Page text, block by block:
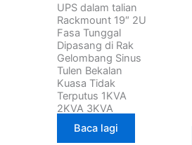
UPS dalam talian
Rackmount 19″ 2U
Fasa Tunggal
Dipasang di Rak
Gelombang Sinus
Tulen Bekalan
Kuasa Tidak
Terputus 1KVA
2KVA 3KVA
Baca lagi